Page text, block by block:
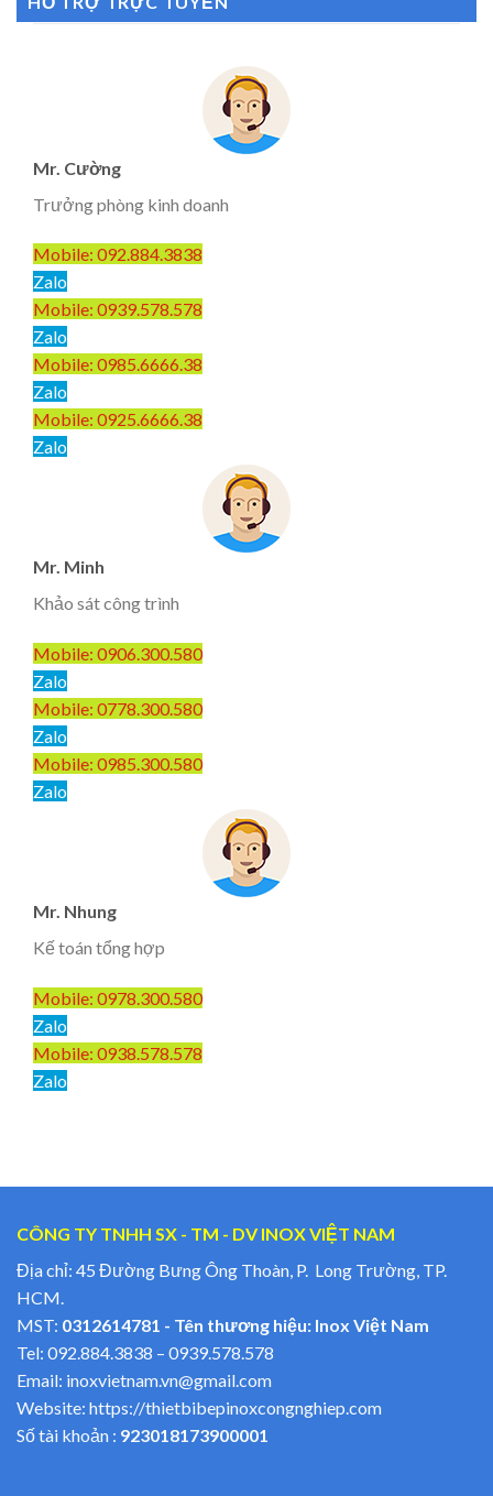
Mr. Cường
Trưởng phòng kinh doanh
Mobile: 092.884.3838
Zalo
Mobile: 0939.578.578
Zalo
Mobile: 0985.6666.38
Zalo
Mobile: 0925.6666.38
Zalo
Mr. Minh
Khảo sát công trình
Mobile: 0906.300.580
Zalo
Mobile: 0778.300.580
Zalo
Mobile: 0985.300.580
Zalo
Mr. Nhung
Kế toán tổng hợp
Mobile: 0978.300.580
Zalo
Mobile: 0938.578.578
Zalo
CÔNG TY TNHH SX - TM - DV INOX VIỆT NAM
Địa chỉ: 45 Đường Bưng Ông Thoàn, P. Long Trường, TP.
HCM.
MST: 0312614781 - Tên thương hiệu: Inox Việt Nam
Tel: 092.884.3838 – 0939.578.578
Email: inoxvietnam.vn@gmail.com
Website: https://thietbibepinoxcongnghiep.com
Số tài khoản : 923018173900001